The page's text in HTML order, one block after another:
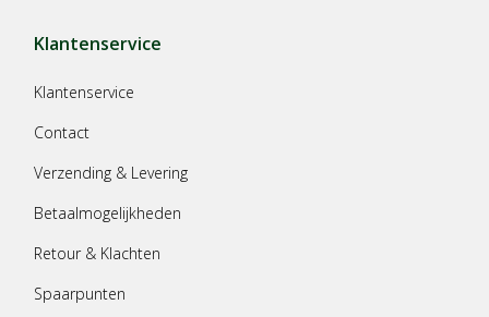
Klantenservice
Klantenservice
Contact
Verzending & Levering
Betaalmogelijkheden
Retour & Klachten
Spaarpunten